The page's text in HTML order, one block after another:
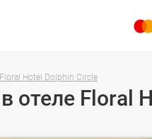
Floral Hotel Dolphin Circle